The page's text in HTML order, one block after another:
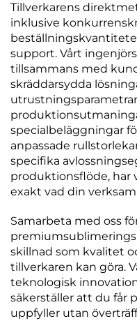
Tillverkarens
inklusive
support. Vårt
tillsammans med
skräddarsydda
specialbeläggningar
anpassade
specifika
produktionsflöde, har
exakt vad din
Samarbeta med oss
skillnad som kvalitet
tillverkaren kan göra.
teknologisk
säkerställer att du får
uppfyller utan